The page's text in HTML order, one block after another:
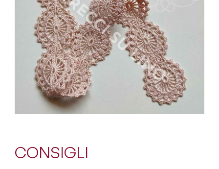
CONSIGLI